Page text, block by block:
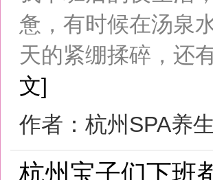
班放松养生疗愈方式，
泡过汤泉水疗、做过足
路线图”。...[阅读全文]
作者：杭州养生网
选择杭州公寓式养生
有人喜欢汤泉桑拿spa会